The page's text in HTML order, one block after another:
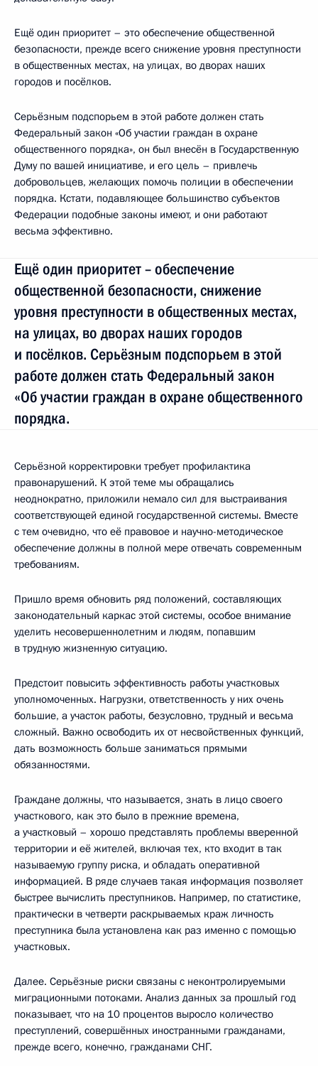
Ещё один приоритет – это обеспечение общественной
безопасности, прежде всего снижение уровня преступности
в общественных местах, на улицах, во дворах наших
городов и посёлков.
Серьёзным подспорьем в этой работе должен стать
Федеральный закон «Об участии граждан в охране
общественного порядка», он был внесён в Государственную
Думу по вашей инициативе, и его цель – привлечь
добровольцев, желающих помочь полиции в обеспечении
порядка. Кстати, подавляющее большинство субъектов
Федерации подобные законы имеют, и они работают
весьма эффективно.
Ещё один приоритет – обеспечение
общественной безопасности, снижение
уровня преступности в общественных местах,
на улицах, во дворах наших городов
и посёлков. Серьёзным подспорьем в этой
работе должен стать Федеральный закон
«Об участии граждан в охране общественного
порядка.
Серьёзной корректировки требует профилактика
правонарушений. К этой теме мы обращались
неоднократно, приложили немало сил для выстраивания
соответствующей единой государственной системы. Вместе
с тем очевидно, что её правовое и научно-методическое
обеспечение должны в полной мере отвечать современным
требованиям.
Пришло время обновить ряд положений, составляющих
законодательный каркас этой системы, особое внимание
уделить несовершеннолетним и людям, попавшим
в трудную жизненную ситуацию.
Предстоит повысить эффективность работы участковых
уполномоченных. Нагрузки, ответственность у них очень
большие, а участок работы, безусловно, трудный и весьма
сложный. Важно освободить их от несвойственных функций,
дать возможность больше заниматься прямыми
обязанностями.
Граждане должны, что называется, знать в лицо своего
участкового, как это было в прежние времена,
а участковый – хорошо представлять проблемы вверенной
территории и её жителей, включая тех, кто входит в так
называемую группу риска, и обладать оперативной
информацией. В ряде случаев такая информация позволяет
быстрее вычислить преступников. Например, по статистике,
практически в четверти раскрываемых краж личность
преступника была установлена как раз именно с помощью
участковых.
Далее. Серьёзные риски связаны с неконтролируемыми
миграционными потоками. Анализ данных за прошлый год
показывает, что на 10 процентов выросло количество
преступлений, совершённых иностранными гражданами,
прежде всего, конечно, гражданами СНГ.